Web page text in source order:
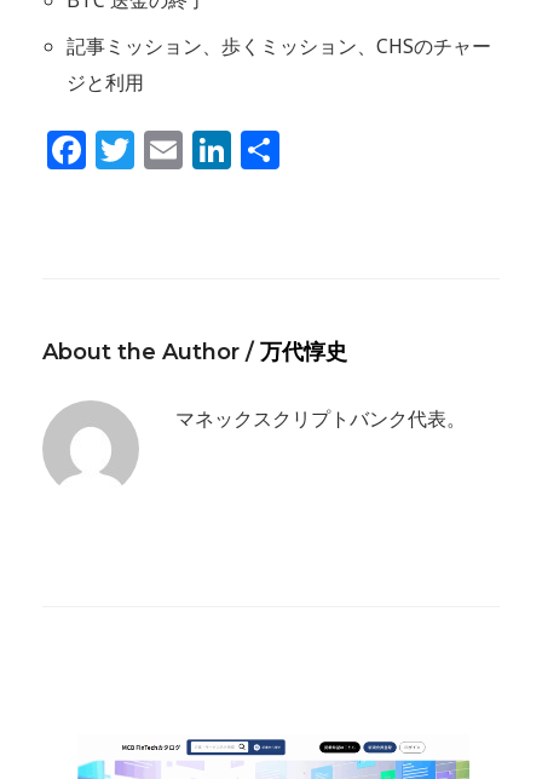
記事ミッション、歩くミッション、CHSのチャー
ジと利用
Facebook
Twitter
EmailLinkedIn
About the Author / 万代惇史
マネックスクリプトバンク代表。